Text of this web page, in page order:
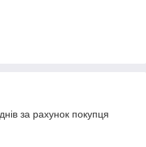
за рахунок покупця